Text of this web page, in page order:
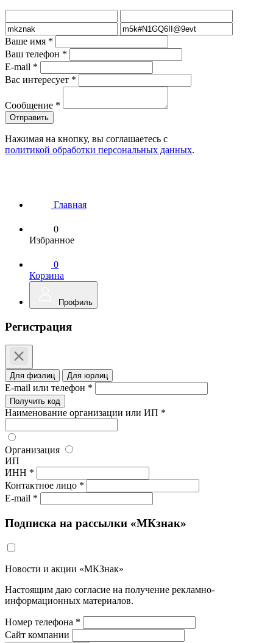
Ваше имя *
Ваш телефон *
E-mail *
Вас интересует *
Сообщение *
Нажимая на кнопку, вы соглашаетесь с
политикой обработки персональных данных.
Главная
0
Избранное
0
Корзина
Профиль
Регистрация
Для физлиц Для юрлиц
E-mail или телефон *
Получить код
Наименование организации или ИП *
Организация
ИП
ИНН *
Контактное лицо *
E-mail *
Подписка на рассылки «МКзнак»
Новости и акции «МКЗнак»
Настоящим даю согласие на получение рекламно-
информационных материалов.
Номер телефона *
Сайт компании